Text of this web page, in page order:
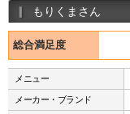
もりくまさん
総合満足度
メニュー
メーカー・ブランド